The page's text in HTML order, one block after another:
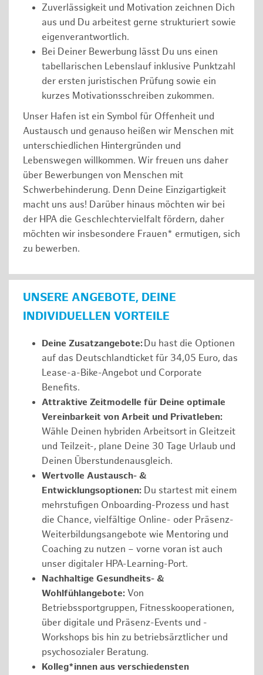
Zuverlässigkeit und Motivation zeichnen Dich
aus und Du arbeitest gerne strukturiert sowie
eigenverantwortlich.
Bei Deiner Bewerbung lässt Du uns einen
tabellarischen Lebenslauf inklusive Punktzahl
der ersten juristischen Prüfung sowie ein
kurzes Motivationsschreiben zukommen.
Unser Hafen ist ein Symbol für Offenheit und
Austausch und genauso heißen wir Menschen mit
unterschiedlichen Hintergründen und
Lebenswegen willkommen. Wir freuen uns daher
über Bewerbungen von Menschen mit
Schwerbehinderung. Denn Deine Einzigartigkeit
macht uns aus! Darüber hinaus möchten wir bei
der HPA die Geschlechtervielfalt fördern, daher
möchten wir insbesondere Frauen* ermutigen, sich
zu bewerben.
UNSERE ANGEBOTE, DEINE
INDIVIDUELLEN VORTEILE
Deine Zusatzangebote: Du hast die Optionen
auf das Deutschlandticket für 34,05 Euro, das
Lease-a-Bike-Angebot und Corporate
Benefits.
Attraktive Zeitmodelle für Deine optimale
Vereinbarkeit von Arbeit und Privatleben:
Wähle Deinen hybriden Arbeitsort in Gleitzeit
und Teilzeit-, plane Deine 30 Tage Urlaub und
Deinen Überstundenausgleich.
Wertvolle Austausch- &
Entwicklungsoptionen: Du startest mit einem
mehrstufigen Onboarding-Prozess und hast
die Chance, vielfältige Online- oder Präsenz-
Weiterbildungsangebote wie Mentoring und
Coaching zu nutzen – vorne voran ist auch
unser digitaler HPA-Learning-Port.
Nachhaltige Gesundheits- &
Wohlfühlangebote: Von
Betriebssportgruppen, Fitnesskooperationen,
über digitale und Präsenz-Events und -
Workshops bis hin zu betriebsärztlicher und
psychosozialer Beratung.
Kolleg*innen aus verschiedensten